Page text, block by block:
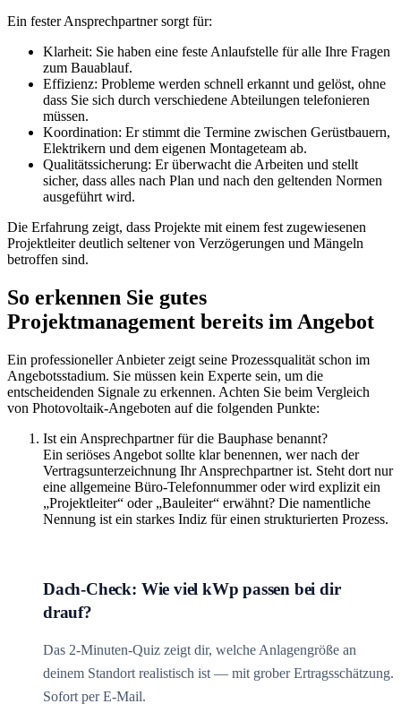
Ein fester Ansprechpartner sorgt für:
Klarheit: Sie haben eine feste Anlaufstelle für alle Ihre Fragen
zum Bauablauf.
Effizienz: Probleme werden schnell erkannt und gelöst, ohne
dass Sie sich durch verschiedene Abteilungen telefonieren
müssen.
Koordination: Er stimmt die Termine zwischen Gerüstbauern,
Elektrikern und dem eigenen Montageteam ab.
Qualitätssicherung: Er überwacht die Arbeiten und stellt
sicher, dass alles nach Plan und nach den geltenden Normen
ausgeführt wird.
Die Erfahrung zeigt, dass Projekte mit einem fest zugewiesenen
Projektleiter deutlich seltener von Verzögerungen und Mängeln
betroffen sind.
So erkennen Sie gutes
Projektmanagement bereits im Angebot
Ein professioneller Anbieter zeigt seine Prozessqualität schon im
Angebotsstadium. Sie müssen kein Experte sein, um die
entscheidenden Signale zu erkennen. Achten Sie beim Vergleich
von Photovoltaik-Angeboten auf die folgenden Punkte:
Ist ein Ansprechpartner für die Bauphase benannt?
Ein seriöses Angebot sollte klar benennen, wer nach der
Vertragsunterzeichnung Ihr Ansprechpartner ist. Steht dort nur
eine allgemeine Büro-Telefonnummer oder wird explizit ein
„Projektleiter“ oder „Bauleiter“ erwähnt? Die namentliche
Nennung ist ein starkes Indiz für einen strukturierten Prozess.
Dach-Check: Wie viel kWp passen bei dir
drauf?
Das 2-Minuten-Quiz zeigt dir, welche Anlagengröße an
deinem Standort realistisch ist — mit grober Ertragsschätzung.
Sofort per E-Mail.